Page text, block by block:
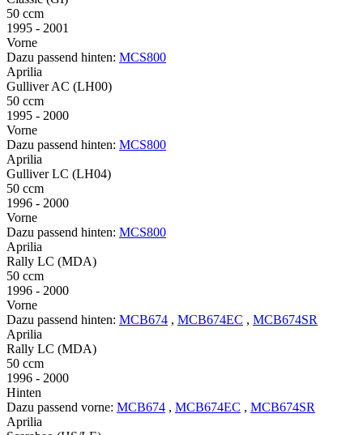
50 ccm
1995 - 2001
Vorne
Dazu passend hinten: MCS800
Aprilia
Gulliver AC (LH00)
50 ccm
1995 - 2000
Vorne
Dazu passend hinten: MCS800
Aprilia
Gulliver LC (LH04)
50 ccm
1996 - 2000
Vorne
Dazu passend hinten: MCS800
Aprilia
Rally LC (MDA)
50 ccm
1996 - 2000
Vorne
Dazu passend hinten: MCB674 , MCB674EC , MCB674SR
Aprilia
Rally LC (MDA)
50 ccm
1996 - 2000
Hinten
Dazu passend vorne: MCB674 , MCB674EC , MCB674SR
Aprilia